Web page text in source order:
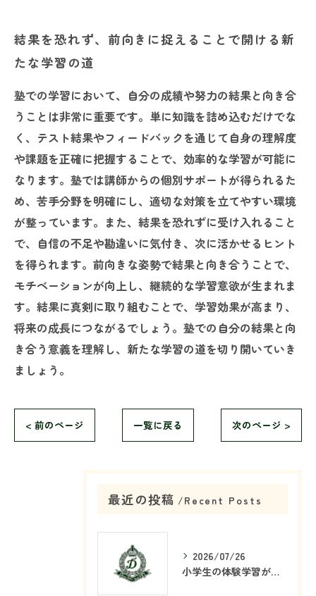
結果を恐れず、前向きに捉えることで開ける新
たな学習の道
塾での学習において、自分の成績や努力の結果と向き合
うことは非常に重要です。単に知識を詰め込むだけでな
く、テスト結果やフィードバックを通じて自身の理解度
や課題を正確に把握することで、効率的な学習が可能に
なります。塾では講師からの個別サポートが得られるた
め、苦手分野を明確にし、適切な対策を立てやすい環境
が整っています。また、結果を恐れずに受け入れること
で、自信の不足や勘違いに気付き、次に活かせるヒント
を得られます。前向きな姿勢で結果と向き合うことで、
モチベーションが向上し、継続的な学習意欲が生まれま
す。結果に真剣に取り組むことで、学習効果が高まり、
将来の成長につながるでしょう。塾での自分の結果と向
き合う意義を理解し、新たな学習の道を切り開いていき
ましょう。
< 前のページ 一覧に戻る 次のページ >
最近の投稿 Recent Posts
2026/07/26
小学生の体験学習が塾で重要な理由